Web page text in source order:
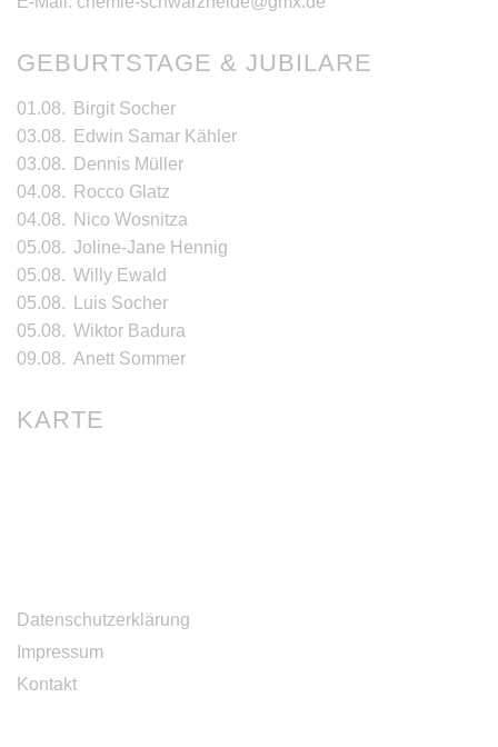
GEBURTSTAGE & JUBILARE
01.08.
Birgit Socher
03.08.
Edwin Samar Kähler
03.08.
Dennis Müller
04.08.
Rocco Glatz
04.08. Nico Wosnitza
05.08. Joline-Jane Hennig
05.08. Willy Ewald
05.08.
Luis Socher
05.08. Wiktor Badura
09.08. Anett Sommer
KARTE
Datenschutzerklärung
Impressum
Kontakt